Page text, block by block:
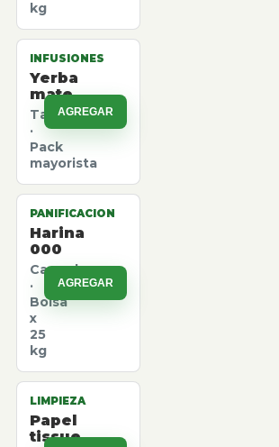
kg
INFUSIONES
Yerba
mate
Taragui
·
Pack
mayorista
AGREGAR
PANIFICACION
Harina
000
Canuelas
·
Bolsa
x
25
kg
AGREGAR
LIMPIEZA
Papel
tissue